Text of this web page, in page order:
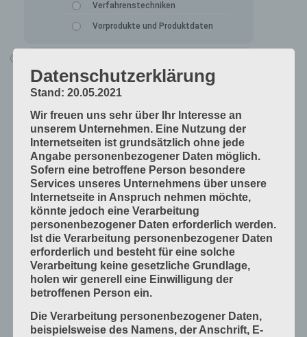
Verfahrenstechniken
Vorprodukte und Produktdaten
Druck
Arbeitsabläufe in der Druckerei
Digitale Drucksysteme
Druckformen
Druckprodukte herstellen
Druckprodukte veredeln
Druckprojekte umsetzen
Druckverfahren und Druckdaten
Mess- und Prüfverfahren
Offsetdruckmaschinen
Prozess-Standards in Druckverfahren
Werkstoffe und Druckmaterialien
Datenschutzerklärung
Stand: 20.05.2021
Wir freuen uns sehr über Ihr Interesse an
unserem Unternehmen. Eine Nutzung der
Internetseiten ist grundsätzlich ohne jede
Angabe personenbezogener Daten möglich.
Sofern eine betroffene Person besondere
Services unseres Unternehmens über unsere
Internetseite in Anspruch nehmen möchte,
könnte jedoch eine Verarbeitung
personenbezogener Daten erforderlich werden.
Ist die Verarbeitung personenbezogener Daten
erforderlich und besteht für eine solche
Verarbeitung keine gesetzliche Grundlage,
holen wir generell eine Einwilligung der
betroffenen Person ein.
Die Verarbeitung personenbezogener Daten,
beispielsweise des Namens, der Anschrift, E-